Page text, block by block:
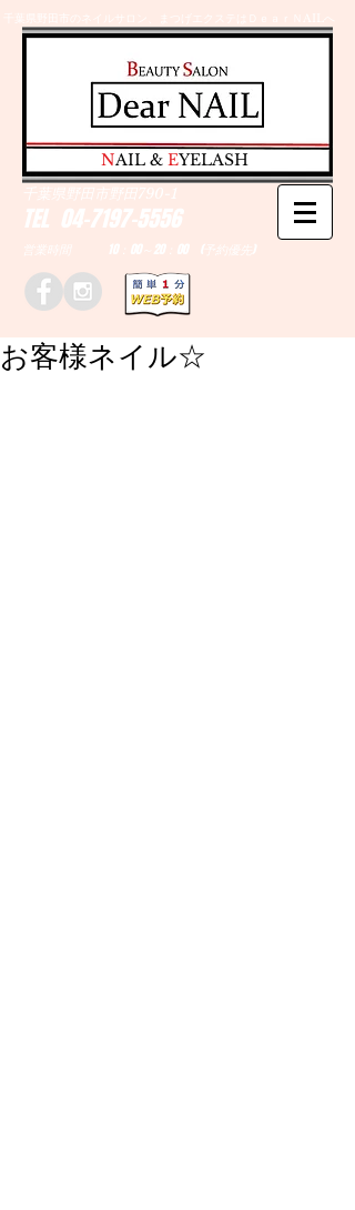
千葉県野田市のネイルサロン、まつげエクステはＤｅａｒＮAILへ
TEL 04-7197-5556
営業時間 10：00～20：00 (予約優先)
千葉県野田市野田790-1
​NAIL & EYELASH
お客様ネイル☆